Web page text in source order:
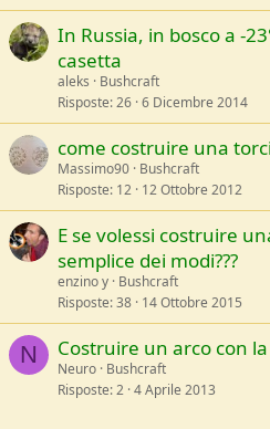
In Russia, in bosco a -
casetta
aleks
Bushcraft
Risposte 26 6 Dicembre 2014
come costruire una
Massimo90 Bushcraft
Risposte 12 12 Ottobre 2012
E se volessi costruire
semplice dei modi???
enzino y Bushcraft
Risposte 38 14 Ottobre 2015
N Costruire un arco con
Neuro Bushcraft
Risposte 2 4 Aprile 2013